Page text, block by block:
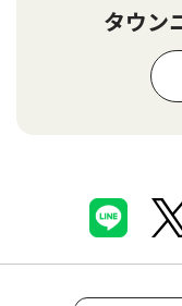
タウン